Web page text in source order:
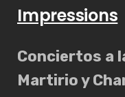
Impressions
Conciertos a
Martirio y